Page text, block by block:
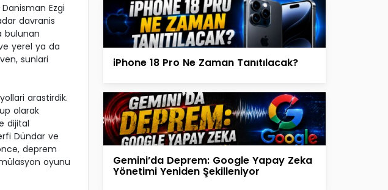
Ezgi
davranis
bulunan
yerel ya da
sunlari
arastirdik.
olarak
dijital
Dündar ve
deprem
oyunu
iPhone 18 Pro Ne Zaman Tanıtılacak?
Gemini’da Deprem: Google Yapay Zeka
Yönetimi Yeniden Şekilleniyor